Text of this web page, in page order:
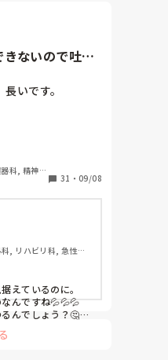
気で明るい気持ち
経験していて、そ
い人が言うのもな
答してくれるかな
いです。
ないので吐き
いです。
ます。
ろです。外部の
ら担任･就職担当
、外部のB病院を
す。
就職したいのか
なっている病院
のが8月中旬でし
れだけ古い考え
かりました。
科, 精神
脳神経外
31 ・ 09/08
, リハビリ科, 急性期,
えているのに。
んですね💦💦💦
んでしょう？🤔😮‍💨